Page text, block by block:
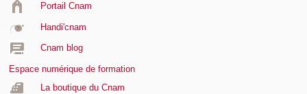
Portail Cnam
Handi'cnam
Cnam blog
Espace numérique de formation
La boutique du Cnam